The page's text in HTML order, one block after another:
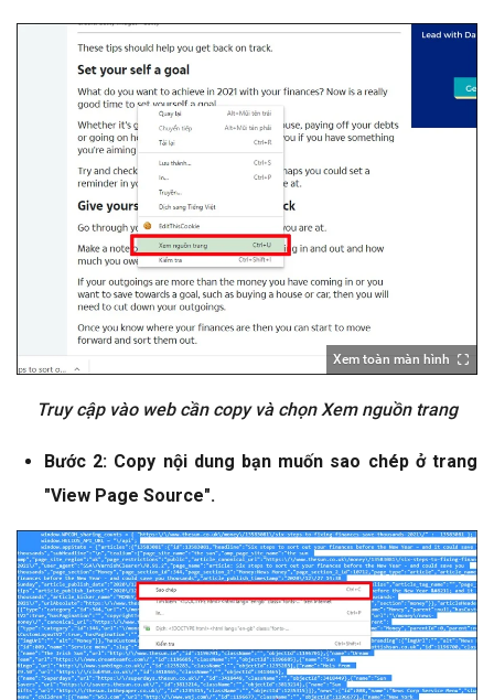
Xem toàn màn hình
Truy cập vào web cần copy và chọn Xem nguồn trang
Bước 2: Copy nội dung bạn muốn sao chép ở trang
"View Page Source".